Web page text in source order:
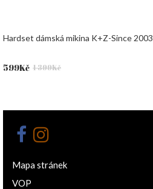
Hardset dámská mikina K+Z-Since 2003
1 399Kč
Původní
399Kč.
599Kč
Aktuální
Mapa stránek
VOP